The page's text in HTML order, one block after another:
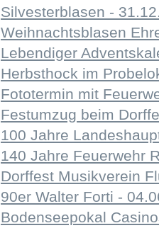
Silvesterblasen -
Weihnachtsblasen
Lebendiger
Herbsthock im
Fototermin mit
Festumzug beim
100 Jahre
140 Jahre Feuerwehr
Dorffest Musikverein
90er Walter Forti -
Bodenseepokal